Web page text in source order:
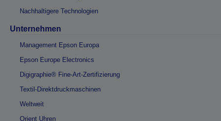
Nachhaltigere Technologien
Unternehmen
Management Epson Europa
Epson Europe Electronics
Digigraphie® Fine-Art-Zertifizierung
Textil-Direktdruckmaschinen
Weltweit
Orient Uhren